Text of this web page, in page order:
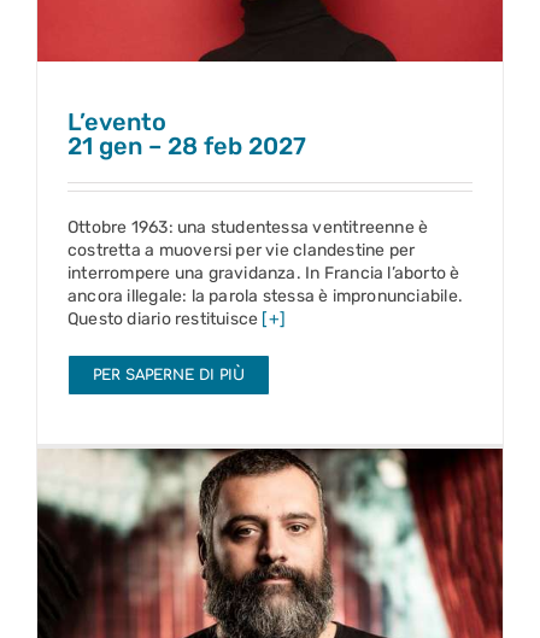
L’evento
21 gen – 28 feb 2027
Ottobre 1963: una studentessa ventitreenne è
costretta a muoversi per vie clandestine per
interrompere una gravidanza. In Francia l’aborto è
ancora illegale: la parola stessa è impronunciabile.
Questo diario restituisce [+]
PER SAPERNE DI PIÙ
L’inserzione
16 – 28 feb 2027